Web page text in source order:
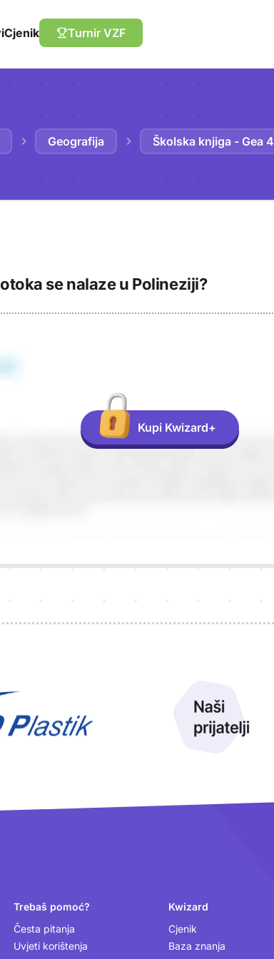
Cjenik Turnir VZF
Geografija Školska knjiga - Gea 4
se nalaze u Polineziji?
Kupi Kwizard+
Trebaš pomoć?
Česta pitanja
Uvjeti korištenja
Kwizard
Cjenik
Baza znanja